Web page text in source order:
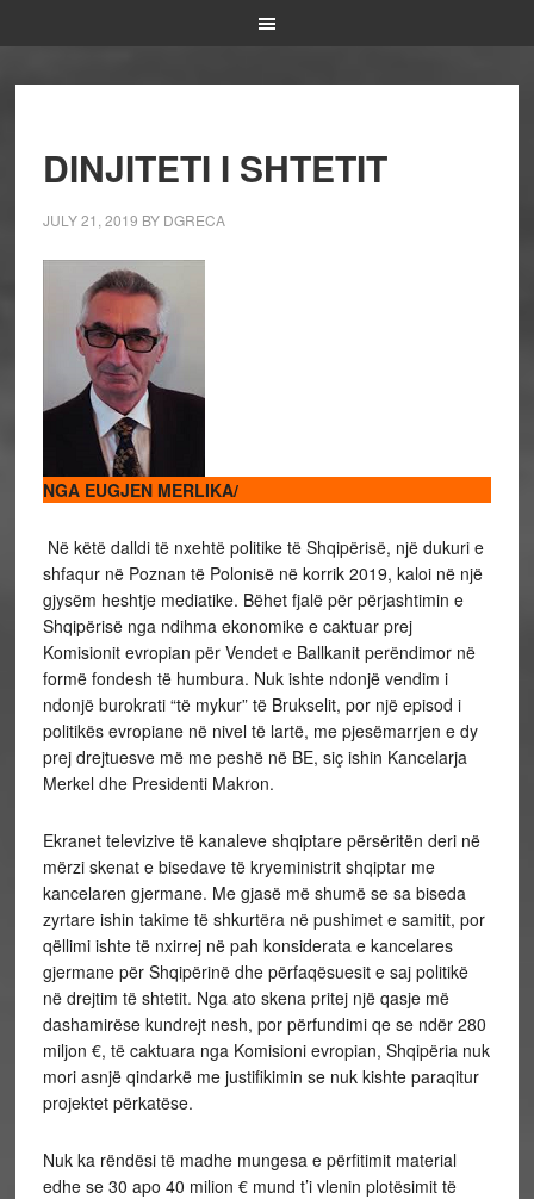
DINJITETI I SHTETIT
JULY 21, 2019 BY DGRECA
NGA EUGJEN MERLIKA/
Në këtë dalldi të nxehtë politike të Shqipërisë, një dukuri e
shfaqur në Poznan të Polonisë në korrik 2019, kaloi në një
gjysëm heshtje mediatike. Bëhet fjalë për përjashtimin e
Shqipërisë nga ndihma ekonomike e caktuar prej
Komisionit evropian për Vendet e Ballkanit perëndimor në
formë fondesh të humbura. Nuk ishte ndonjë vendim i
ndonjë burokrati “të mykur” të Brukselit, por një episod i
politikës evropiane në nivel të lartë, me pjesëmarrjen e dy
prej drejtuesve më me peshë në BE, siç ishin Kancelarja
Merkel dhe Presidenti Makron.
Ekranet televizive të kanaleve shqiptare përsëritën deri në
mërzi skenat e bisedave të kryeministrit shqiptar me
kancelaren gjermane. Me gjasë më shumë se sa biseda
zyrtare ishin takime të shkurtëra në pushimet e samitit, por
qëllimi ishte të nxirrej në pah konsiderata e kancelares
gjermane për Shqipërinë dhe përfaqësuesit e saj politikë
në drejtim të shtetit. Nga ato skena pritej një qasje më
dashamirëse kundrejt nesh, por përfundimi qe se ndër 280
miljon €, të caktuara nga Komisioni evropian, Shqipëria nuk
mori asnjë qindarkë me justifikimin se nuk kishte paraqitur
projektet përkatëse.
Nuk ka rëndësi të madhe mungesa e përfitimit material
edhe se 30 apo 40 milion € mund t’i vlenin plotësimit të